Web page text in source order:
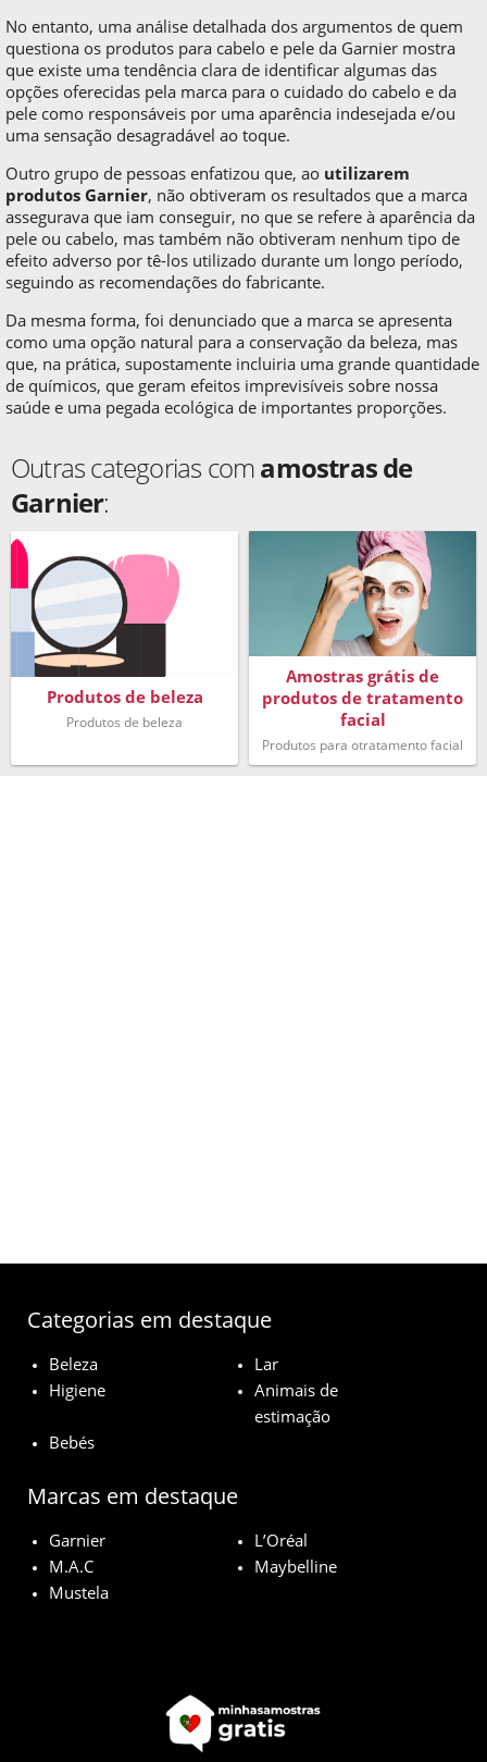
No entanto, uma análise detalhada dos argumentos de quem
questiona os produtos para cabelo e pele da Garnier mostra
que existe uma tendência clara de identificar algumas das
opções oferecidas pela marca para o cuidado do cabelo e da
pele como responsáveis por uma aparência indesejada e/ou
uma sensação desagradável ao toque.
Outro grupo de pessoas enfatizou que, ao utilizarem
produtos Garnier, não obtiveram os resultados que a marca
assegurava que iam conseguir, no que se refere à aparência da
pele ou cabelo, mas também não obtiveram nenhum tipo de
efeito adverso por tê-los utilizado durante um longo período,
seguindo as recomendações do fabricante.
Da mesma forma, foi denunciado que a marca se apresenta
como uma opção natural para a conservação da beleza, mas
que, na prática, supostamente incluiria uma grande quantidade
de químicos, que geram efeitos imprevisíveis sobre nossa
saúde e uma pegada ecológica de importantes proporções.
Outras categorias comamostras de
Garnier:
Produtos de beleza
Produtos de beleza
Amostras grátis de
produtos de tratamento
facial
Produtos para otratamento facial
Categorias em destaque
Beleza
Lar
Higiene
Animais de
estimação
Bebés
Marcas em destaque
Garnier
L’Oréal
M.A.C
Maybelline
Mustela